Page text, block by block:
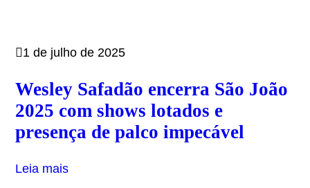
1 de julho de 2025
Wesley Safadão encerra São João
2025 com shows lotados e
presença de palco impecável
Leia mais